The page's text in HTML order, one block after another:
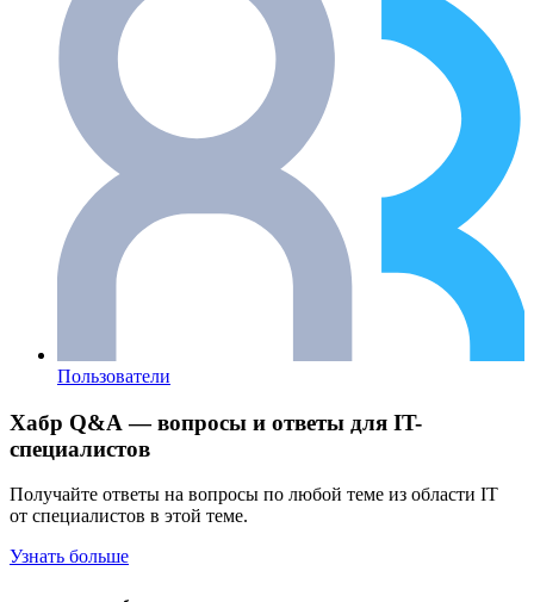
Пользователи
Хабр Q&A — вопросы и ответы для IT-
специалистов
Получайте ответы на вопросы по любой теме из области IT
от специалистов в этой теме.
Узнать больше